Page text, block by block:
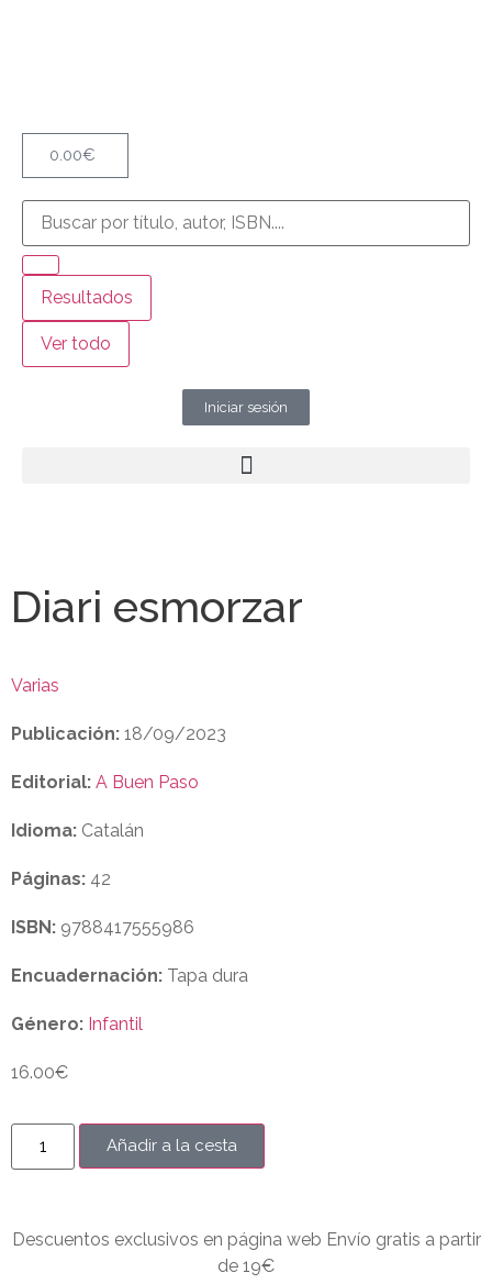
0.00€
Resultados
Ver todo
Iniciar sesión
Diari esmorzar
Varias
Publicación: 18/09/2023
Editorial: A Buen Paso
Idioma: Catalán
Páginas: 42
ISBN: 9788417555986
Encuadernación: Tapa dura
Género: Infantil
16.00€
Añadir a la cesta
Descuentos exclusivos en página web Envío gratis a partir
de 19€